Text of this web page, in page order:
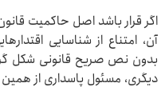
اگر قرار باشد اصل حاکمیت
آن، امتناع از شناسایی
بدون نص صریح قانونی شکل
دیگری، مسئول پاسداری از